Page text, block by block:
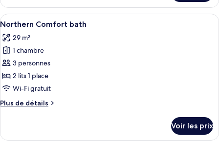
sauna
le
type
de
Lapland
Suite,
sauna
Afficher
toutes
les
photos
pour
ce
type
chambre :
Une chambre à coucher moderne
6
Northern Comfort bath
29 m²
1 chambre
3 personnes
2 lits 1 place
Wi-Fi gratuit
Plus de détails
Plus
le
Voir les prix